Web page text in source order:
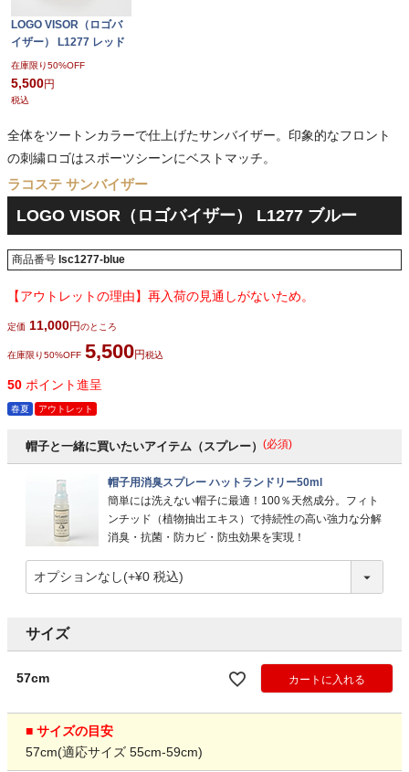
LOGO VISOR（ロゴバ
イザー） L1277 レッド
在庫限り50%OFF
5,500
税込
全体をツートンカラーで仕上げたサンバイザー。印象的なフロント
の刺繍ロゴはスポーツシーンにベストマッチ。
ラコステ サンバイザー
LOGO VISOR（ロゴバイザー） L1277 ブルー
商品番号 lsc1277-blue
【アウトレットの理由】再入荷の見通しがないため。
定価 11,000 のところ
在庫限り50%OFF 5,500 税込
50 ポイント進呈
春夏 アウトレット
帽子と一緒に買いたいアイテム（スプレー） (必須)
帽子用消臭スプレー ハットランドリー50ml
簡単には洗えない帽子に最適！100％天然成分。フィト
ンチッド（植物抽出エキス）で持続性の高い強力な分解
消臭・抗菌・防カビ・防虫効果を実現！
サイズ
57cm カートに入れる
■ サイズの目安
57cm(適応サイズ 55cm-59cm)